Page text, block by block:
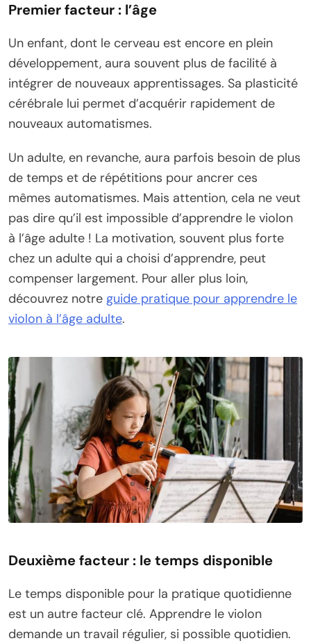
Premier facteur : l’âge
Un enfant, dont le cerveau est encore en plein
développement, aura souvent plus de facilité à
intégrer de nouveaux apprentissages. Sa plasticité
cérébrale lui permet d’acquérir rapidement de
nouveaux automatismes.
Un adulte, en revanche, aura parfois besoin de plus
de temps et de répétitions pour ancrer ces
mêmes automatismes. Mais attention, cela ne veut
pas dire qu’il est impossible d’apprendre le violon
à l’âge adulte ! La motivation, souvent plus forte
chez un adulte qui a choisi d’apprendre, peut
compenser largement. Pour aller plus loin,
découvrez notre guide pratique pour apprendre le
violon à l’âge adulte.
Deuxième facteur : le temps disponible
Le temps disponible pour la pratique quotidienne
est un autre facteur clé. Apprendre le violon
demande un travail régulier, si possible quotidien.